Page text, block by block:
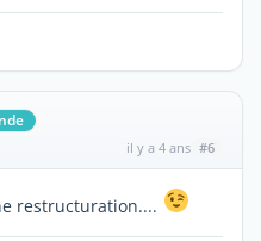
il y a 4 ans #6
restructuration....